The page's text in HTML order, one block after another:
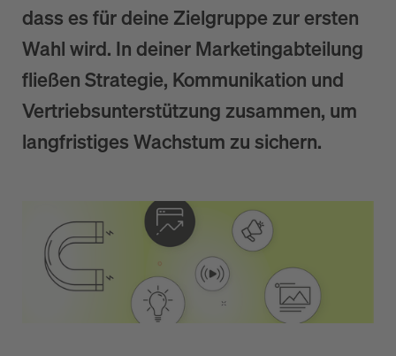
dass es für deine Zielgruppe zur ersten
Wahl wird. In deiner Marketingabteilung
fließen Strategie, Kommunikation und
Vertriebsunterstützung zusammen, um
langfristiges Wachstum zu sichern.